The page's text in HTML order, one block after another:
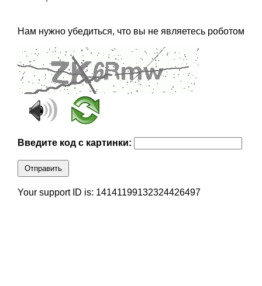
Нам нужно убедиться, что вы не являетесь роботом
Введите код с картинки:
Отправить
Your support ID is: 14141199132324426497